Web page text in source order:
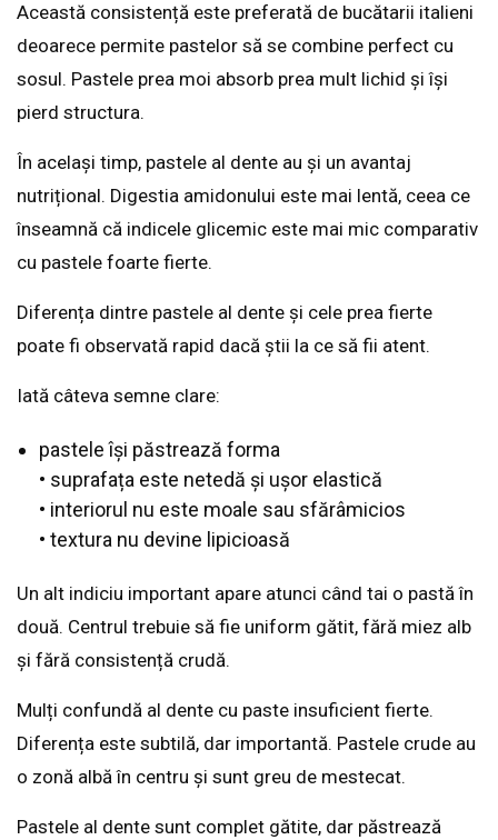
Această consistență este preferată de bucătarii italieni
deoarece permite pastelor să se combine perfect cu
sosul. Pastele prea moi absorb prea mult lichid și își
pierd structura.
În același timp, pastele al dente au și un avantaj
nutrițional. Digestia amidonului este mai lentă, ceea ce
înseamnă că indicele glicemic este mai mic comparativ
cu pastele foarte fierte.
Diferența dintre pastele al dente și cele prea fierte
poate fi observată rapid dacă știi la ce să fii atent.
Iată câteva semne clare:
pastele își păstrează forma
• suprafața este netedă și ușor elastică
• interiorul nu este moale sau sfărâmicios
• textura nu devine lipicioasă
Un alt indiciu important apare atunci când tai o pastă în
două. Centrul trebuie să fie uniform gătit, fără miez alb
și fără consistență crudă.
Mulți confundă al dente cu paste insuficient fierte.
Diferența este subtilă, dar importantă. Pastele crude au
o zonă albă în centru și sunt greu de mestecat.
Pastele al dente sunt complet gătite, dar păstrează